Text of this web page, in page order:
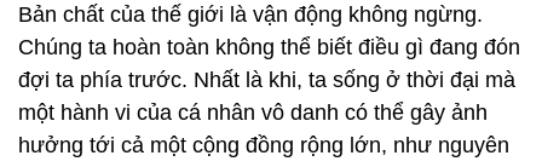
Bản chất của thế giới là vận động không ngừng.
Chúng ta hoàn toàn không thể biết điều gì đang đón
đợi ta phía trước. Nhất là khi, ta sống ở thời đại mà
một hành vi của cá nhân vô danh có thể gây ảnh
hưởng tới cả một cộng đồng rộng lớn, như nguyên